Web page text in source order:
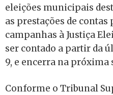
eleições municipais
as prestações de contas
campanhas à Justiça
ser contado a partir da
9, e encerra na próxima
Conforme o Tribunal